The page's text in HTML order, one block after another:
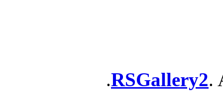
RSGallery2.